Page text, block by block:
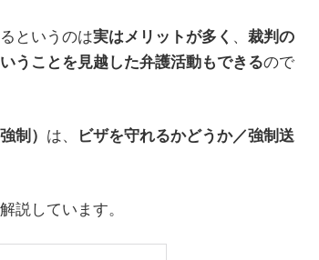
というのは実はメリットが多く 、 裁判の
いうことを見越した弁護活動もできるので
制） は、
ビザを守れるかどうか／強制送
説しています。